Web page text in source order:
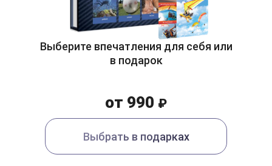
Выберите впечатления для себя или
в подарок
от 990 ₽
Выбрать в подарках